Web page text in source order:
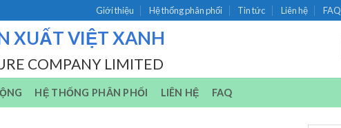
Giới thiệu Hệ thống phân phối Tin tức Liên hệ FAQ
XUẤT VIỆT XANH
COMPANY LIMITED
HỆ THỐNG PHÂN PHỐI LIÊN HỆ FAQ